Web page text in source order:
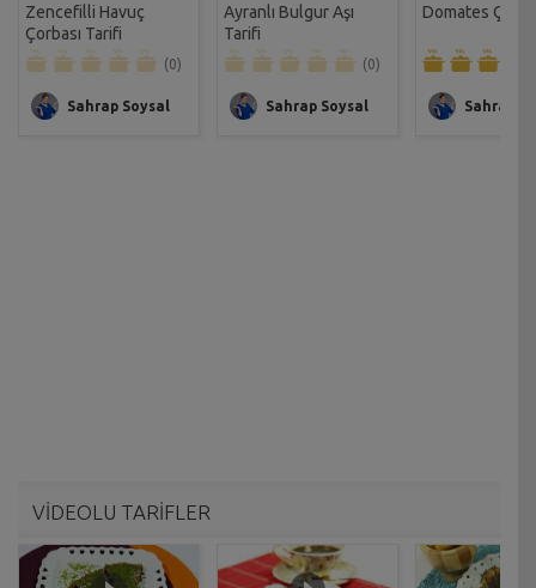
Zencefilli Havuç
Çorbası Tarifi
(0)
Sahrap Soysal
Ayranlı Bulgur Aşı
Tarifi
(0)
Sahrap Soysal
Domates
Sahrap
VİDEOLU TARİFLER